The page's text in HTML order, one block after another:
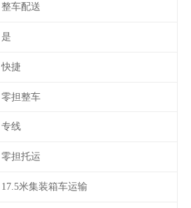
整车配送
是
快捷
零担整车
专线
零担托运
17.5米集装箱车运输